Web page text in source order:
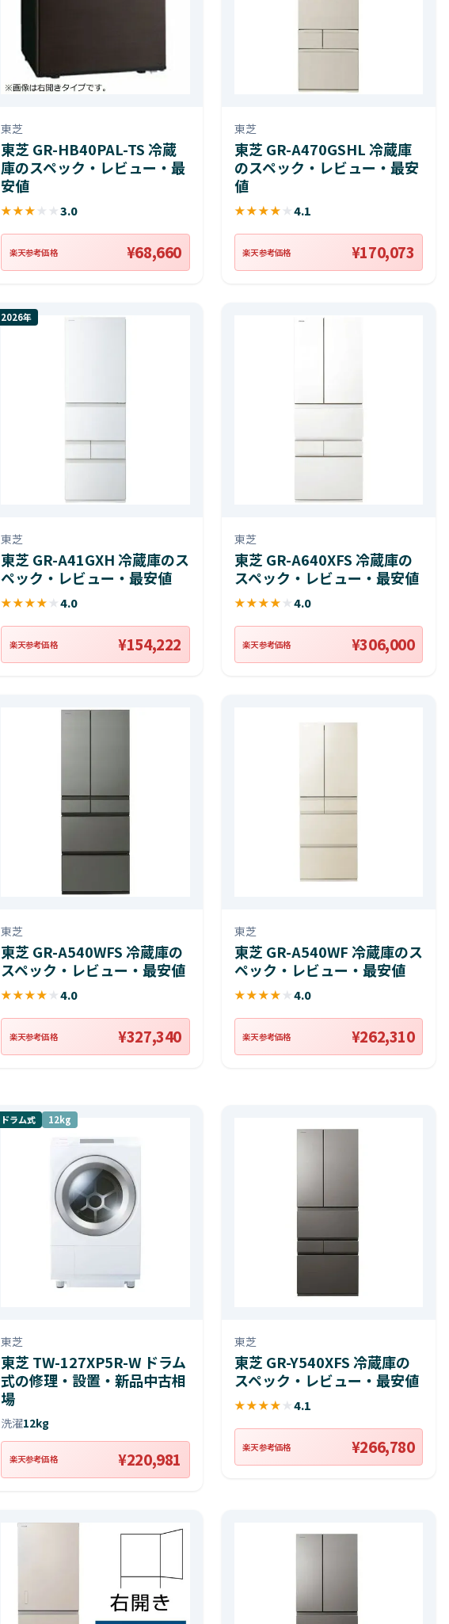
東芝
東芝 GR-HB40PAL-TS 冷蔵
庫のスペック・レビュー・最
安値
★★★ ★ ★ 3.0
楽天参考価格 ¥68,660
東芝
東芝 GR-A470GSHL 冷蔵庫
のスペック・レビュー・最安
値
★★★★ ★ 4.1
楽天参考価格 ¥170,073
2026年
東芝
東芝 GR-A41GXH 冷蔵庫のス
ペック・レビュー・最安値
★★★★ ★ 4.0
楽天参考価格 ¥154,222
東芝
東芝 GR-A640XFS 冷蔵庫の
スペック・レビュー・最安値
★★★★ ★ 4.0
楽天参考価格 ¥306,000
東芝
東芝 GR-A540WFS 冷蔵庫の
スペック・レビュー・最安値
★★★★ ★ 4.0
楽天参考価格 ¥327,340
東芝
東芝 GR-A540WF 冷蔵庫のス
ペック・レビュー・最安値
★★★★ ★ 4.0
楽天参考価格 ¥262,310
ドラム式 12kg
東芝
東芝 TW-127XP5R-W ドラム
式の修理・設置・新品中古相
場
洗濯12kg
楽天参考価格 ¥220,981
東芝
東芝 GR-Y540XFS 冷蔵庫の
スペック・レビュー・最安値
★★★★ ★ 4.1
楽天参考価格 ¥266,780